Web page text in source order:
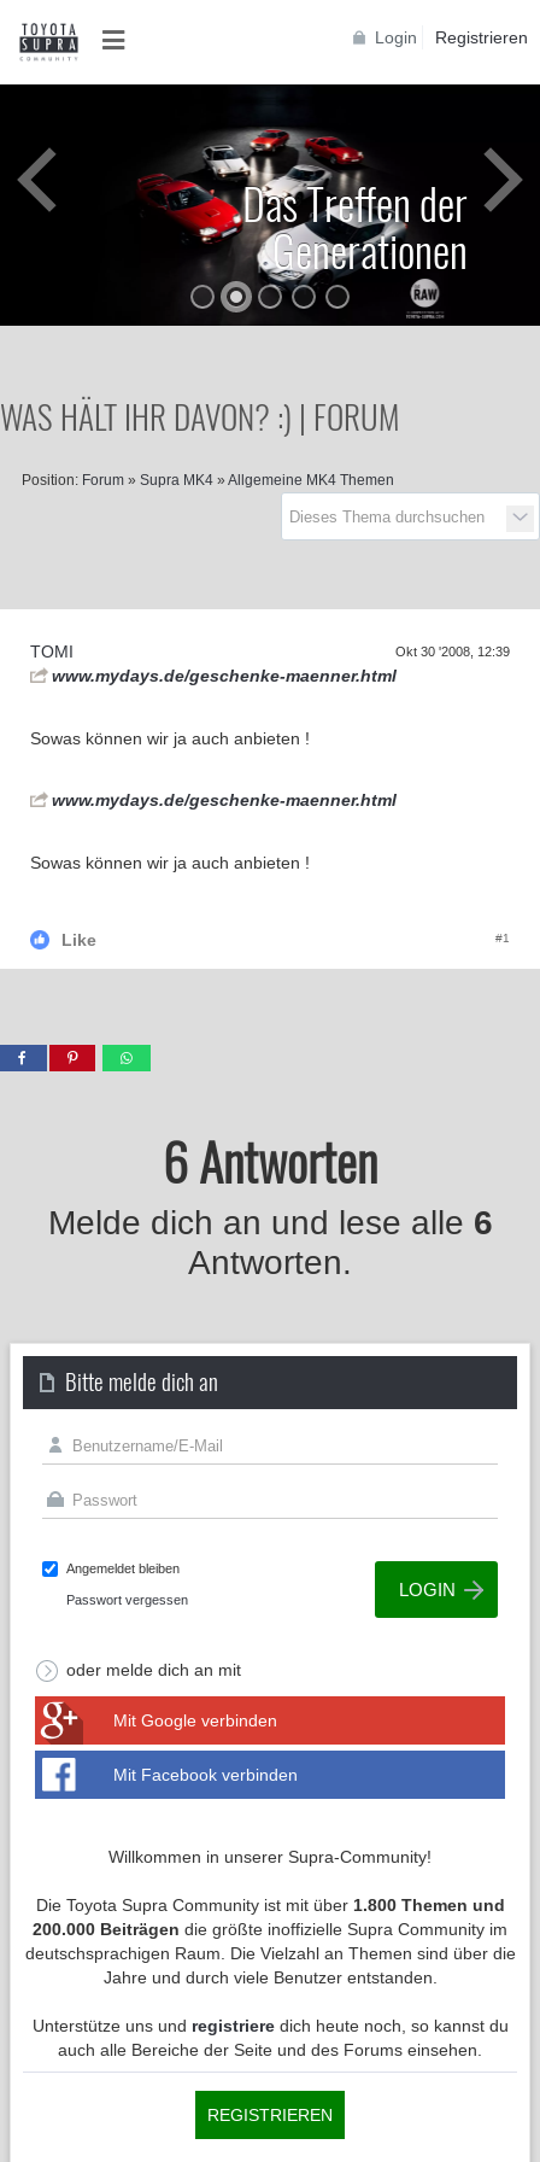
Login Registrieren
D
a
s
T
r
e
f
f
e
n
d
e
r
G
e
n
e
r
a
t
i
o
n
e
n
Das Treffen der
Generationen
WAS HÄLT IHR DAVON? :) | FORUM
Position: Forum » Supra MK4 » Allgemeine MK4 Themen
TOMI Okt 30 '2008, 12:39
www.mydays.de/geschenke-maenner.html
Sowas können wir ja auch anbieten !
www.mydays.de/geschenke-maenner.html
Sowas können wir ja auch anbieten !
Like #1
6 Antworten
Melde dich an und lese alle 6
Antworten.
Bitte melde dich an
Angemeldet bleiben
Passwort vergessen
oder melde dich an mit
Mit Google verbinden
Mit Facebook verbinden
Willkommen in unserer Supra-Community!
Die Toyota Supra Community ist mit über 1.800 Themen und
200.000 Beiträgen die größte inoffizielle Supra Community im
deutschsprachigen Raum. Die Vielzahl an Themen sind über die
Jahre und durch viele Benutzer entstanden.
Unterstütze uns und registrieredich heute noch, so kannst du
auch alle Bereiche der Seite und des Forums einsehen.
REGISTRIEREN